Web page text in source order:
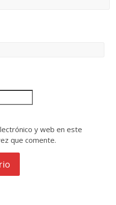
y web en este
que comente.